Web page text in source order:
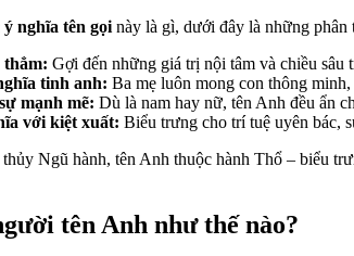
ý nghĩa tên gọi này là gì, dưới đây là những phân
thẳm: Gợi đến những giá trị nội tâm và chiều
tinh anh: Ba mẹ luôn mong con thông
mạnh mẽ: Dù là nam hay nữ, tên Anh đều ẩn
với kiệt xuất: Biểu trưng cho trí tuệ uyên bác,
Ngũ hành, tên Anh thuộc hành Thổ – biểu
tên Anh như thế nào?